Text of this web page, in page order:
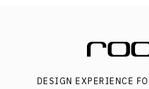
DESIGN EXPERIENCE